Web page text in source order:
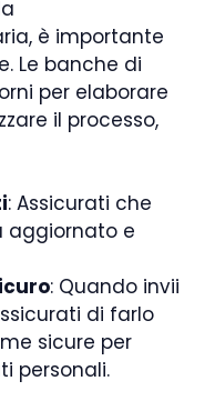
è importante
Le banche di
per elaborare
il processo,
: Assicurati che
aggiornato e
: Quando invii
di farlo
sicure per
personali.